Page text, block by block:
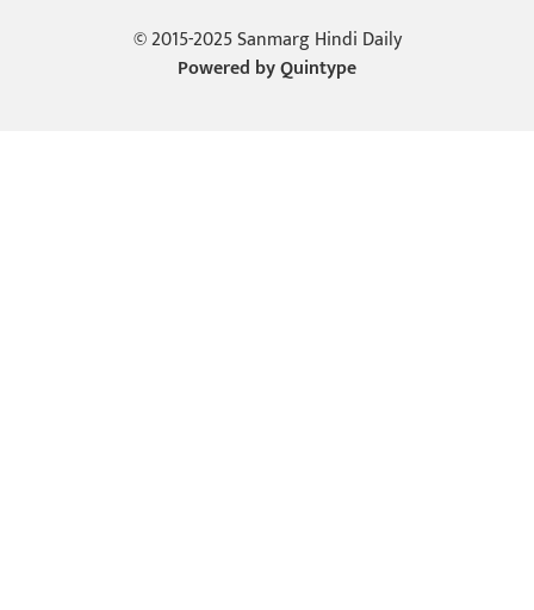
© 2015-2025 Sanmarg Hindi Daily
Powered byQuintype